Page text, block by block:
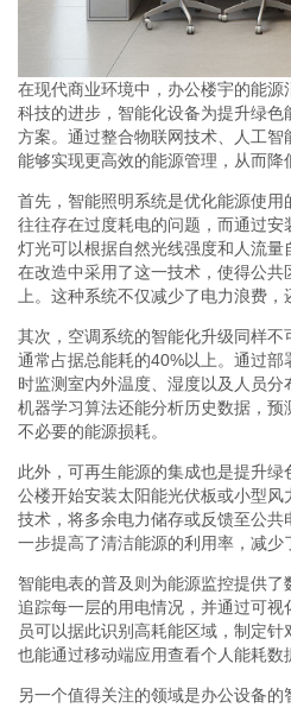
在现代商业环境中，办公楼宇的能
科技的进步，智能化设备为提升绿
方案。通过整合物联网技术、人工
能够实现更高效的能源管理，从而降
首先，智能照明系统是优化能源使
往往存在过度耗电的问题，而通过安
灯光可以根据自然光线强度和人流
在改造中采用了这一技术，使得公共
上。这种系统不仅减少了电力浪费，
其次，空调系统的智能化升级同样不
通常占据总能耗的40%以上。通过
时监测室内外温度、湿度以及人员分
机器学习算法还能分析历史数据，
不必要的能源损耗。
此外，可再生能源的集成也是提升
公楼开始安装太阳能光伏板或小型风
技术，将多余电力储存或反馈至公
一步提高了清洁能源的利用率，减少
智能电表的普及则为能源监控提供
追踪每一层的用电情况，并通过可视
员可以据此识别高耗能区域，制定
也能通过移动端应用查看个人能耗数
另一个值得关注的领域是办公设备